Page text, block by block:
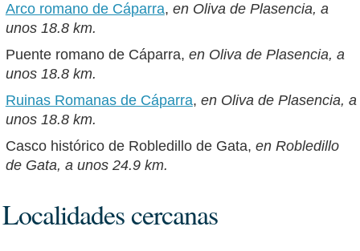
Arco romano de Cáparra, en Oliva de Plasencia, a
unos 18.8 km.
Puente romano de Cáparra, en Oliva de Plasencia, a
unos 18.8 km.
Ruinas Romanas de Cáparra, en Oliva de Plasencia, a
unos 18.8 km.
Casco histórico de Robledillo de Gata, en Robledillo
de Gata, a unos 24.9 km.
Localidades cercanas